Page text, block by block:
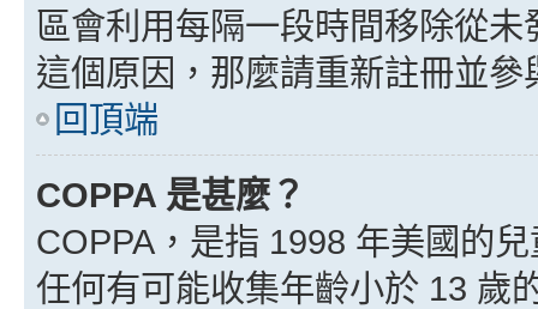
區會利用每隔一段時間移除從
這個原因，那麼請重新註冊並參
回頂端
COPPA 是甚麼？
COPPA，是指 1998 年美國的
任何有可能收集年齡小於 13 歲